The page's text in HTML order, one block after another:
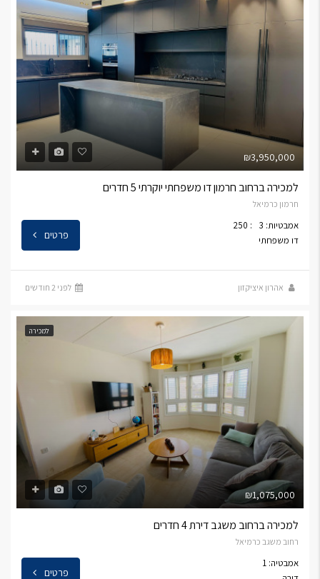
₪3,950,000
למכירה ברחוב חרמון דו משפחתי יוקרתי 5 חדרים
חרמון כרמיאל
אמבטיות: 3
: 250
דו משפחתי
פרטים
אהרון איציקזון לפני 2 חודשים
למכירה
₪1,075,000
למכירה ברחוב משגב דירת 4 חדרים
רחוב משגב כרמיאל
אמבטיה: 1
פרטים